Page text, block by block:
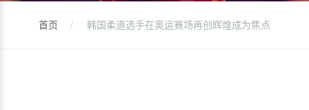
首页 韩国柔道选手在奥运赛场再创辉煌成为焦点